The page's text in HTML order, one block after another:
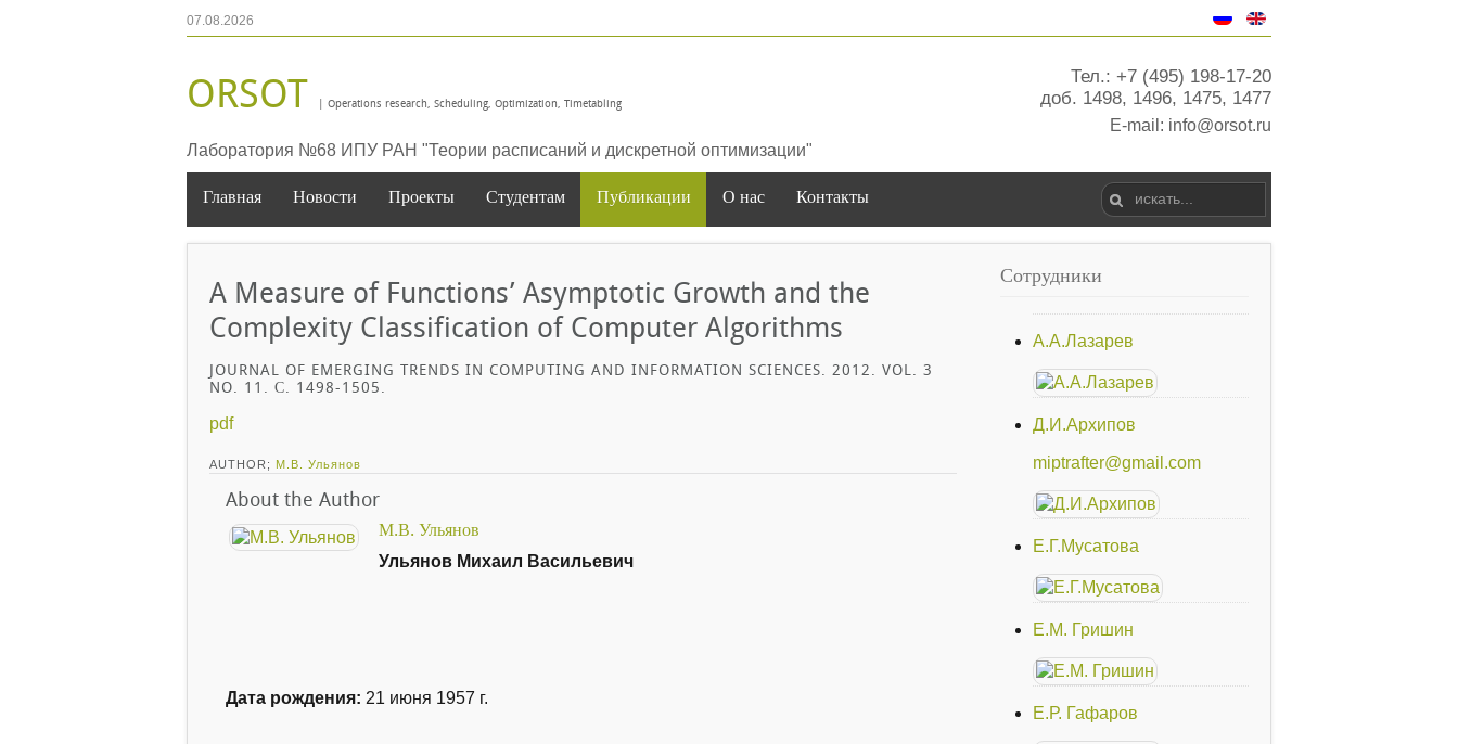
07.08.2026
ORSOT | Operations research, Scheduling, Optimization, Timetabling
Лаборатория №68 ИПУ РАН "Теории расписаний и дискретной оптимизации"
Тел.: +7 (495) 198-17-20
доб. 1498, 1496, 1475, 1477
E-mail: info@orsot.ru
Главная Новости Проекты Студентам Публикации О нас Контакты
A Measure of Functions’ Asymptotic Growth and the
Complexity Classification of Computer Algorithms
JOURNAL OF EMERGING TRENDS IN COMPUTING AND INFORMATION SCIENCES. 2012. VOL. 3
NO. 11. С. 1498-1505.
pdf
AUTHOR; М.В. Ульянов
About the Author
М.В. Ульянов
Ульянов Михаил Васильевич
Дата рождения: 21 июня 1957 г.
Сотрудники
А.А.Лазарев
Д.И.Архипов
miptrafter@gmail.com
Е.Г.Мусатова
Е.М. Гришин
Е.Р. Гафаров